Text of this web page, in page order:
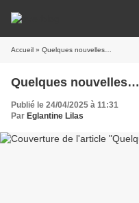
Accueil » Quelques nouvelles…
Quelques nouvelles…
Publié le 24/04/2025 à 11:31
Par Eglantine Lilas